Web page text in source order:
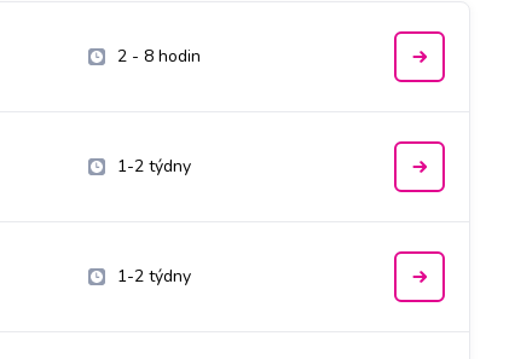
2 - 8 hodin
1-2 týdny
1-2 týdny